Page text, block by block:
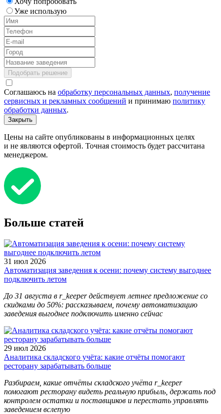
Уже использую
Подобрать решение
Соглашаюсь на обработку персональных данных, получение
сервисных и рекламных сообщений и принимаю политику
обработки данных.
Закрыть
Цены на сайте опубликованы в информационных целях
и не являются офертой. Точная стоимость будет рассчитана
менеджером.
Больше статей
31 июл 2026
Автоматизация заведения к осени: почему систему выгоднее
подключить летом
До 31 августа в r_keeper действует летнее предложение со
скидками до 50%: рассказываем, почему автоматизацию
заведения выгоднее подключить именно сейчас
29 июл 2026
Аналитика складского учёта: какие отчёты помогают
ресторану зарабатывать больше
Разбираем, какие отчёты складского учёта r_keeper
помогают ресторану видеть реальную прибыль, держать под
контролем остатки и поставщиков и перестать управлять
заведением вслепую